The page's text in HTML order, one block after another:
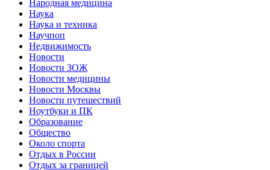
Народная медицина
Наука
Наука и техника
Научпоп
Недвижимость
Новости
Новости ЗОЖ
Новости медицины
Новости Москвы
Новости путешествий
Ноутбуки и ПК
Образование
Общество
Около спорта
Отдых в России
Отдых за границей